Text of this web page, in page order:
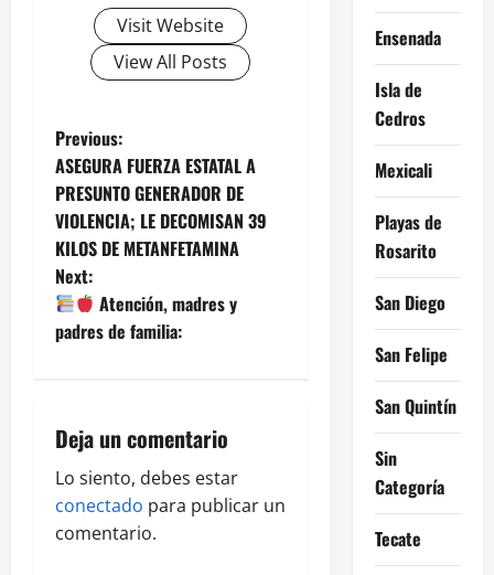
Visit Website
View All Posts
P
o
s
t
n
v
i
g
Previous:
ASEGURA FUERZA ESTATAL A
PRESUNTO GENERADOR DE
VIOLENCIA; LE DECOMISAN 39
KILOS DE METANFETAMINA
Next:
Atención, madres y
padres de familia:
Deja un comentario
Lo siento, debes estar
conectado para publicar un
comentario.
Ensenada
Isla de
Cedros
Mexicali
Playas de
Rosarito
San Diego
San Felipe
San Quintín
Sin
Categoría
Tecate